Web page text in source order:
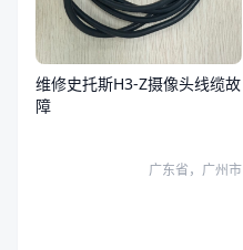
维修史托斯H3-Z摄像头线缆故
障
广东省，广州市